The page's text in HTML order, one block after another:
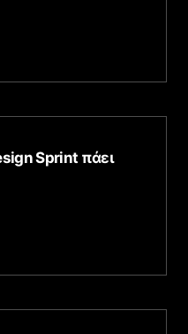
Sprint πάει